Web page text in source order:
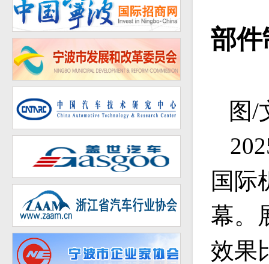
部件
图/
国际
幕。
效果